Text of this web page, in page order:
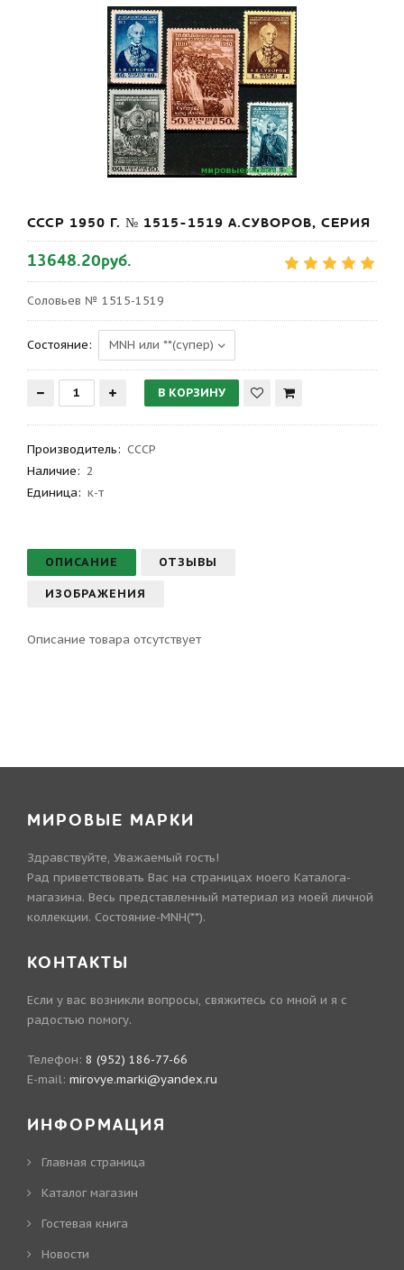
СССР 1950 Г. № 1515-1519 А.СУВОРОВ, СЕРИЯ
13648.20руб.
Соловьев № 1515-1519
Состояние:
Производитель: СССР
Наличие: 2
Единица: к-т
ОПИСАНИЕ ОТЗЫВЫ
ИЗОБРАЖЕНИЯ
Описание товара отсутствует
МИРОВЫЕ МАРКИ
Здравствуйте, Уважаемый гость!
Рад приветствовать Вас на страницах моего Каталога-
магазина. Весь представленный материал из моей личной
коллекции. Состояние-MNH(**).
КОНТАКТЫ
Если у вас возникли вопросы, свяжитесь со мной и я с
радостью помогу.
Телефон: 8 (952) 186-77-66
E-mail: mirovye.marki@yandex.ru
ИНФОРМАЦИЯ
Главная страница
Каталог магазин
Гостевая книга
Новости